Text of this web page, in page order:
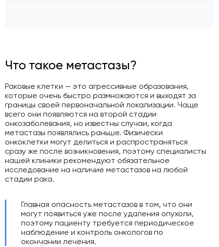
Что такое метастазы?
Раковые клетки — это агрессивные образования,
которые очень быстро размножаются и выходят за
границы своей первоначальной локализации. Чаще
всего они появляются на второй стадии
онкозаболевания, но известны случаи, когда
метастазы появлялись раньше. Физически
онкоклетки могут делиться и распространяться
сразу же после возникновения, поэтому специалисты
нашей клиники рекомендуют обязательное
исследование на наличие метастазов на любой
стадии рака.
Главная опасность метастазов в том, что они
могут появиться уже после удаления опухоли,
поэтому пациенту требуется периодическое
наблюдение и контроль онкологов по
окончании лечения.